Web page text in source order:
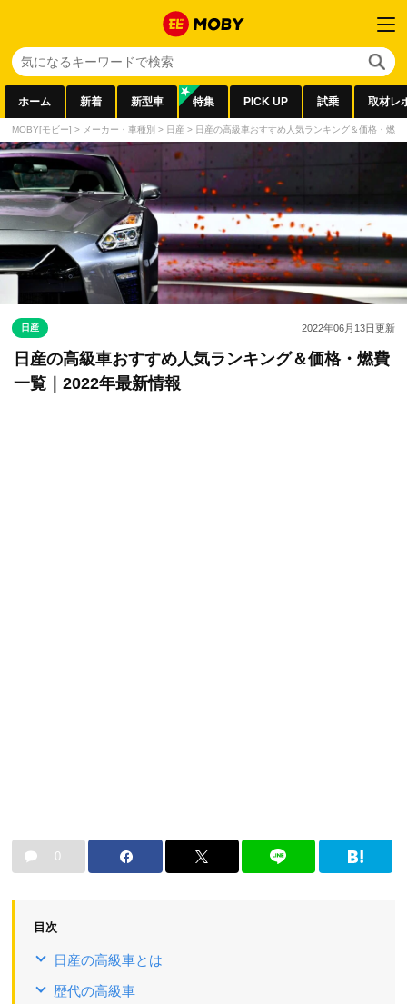
ホーム 新着 新型車 特集 PICK UP 試乗 取材レ
MOBY[モビー] > メーカー・車種別 > 日産 > 日産の高級車おすすめ人気ランキング＆価格・燃
日産 2022年06月13日更新
日産の高級車おすすめ人気ランキング＆価格・燃費
一覧｜2022年最新情報
0
目次
日産の高級車とは
歴代の高級車